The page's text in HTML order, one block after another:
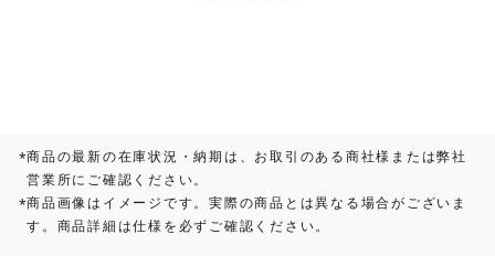
*商品の最新の在庫状況・納期は、お取引のある商社様または弊社
営業所にご確認ください。
*商品画像はイメージです。実際の商品とは異なる場合がございま
す。商品詳細は仕様を必ずご確認ください。